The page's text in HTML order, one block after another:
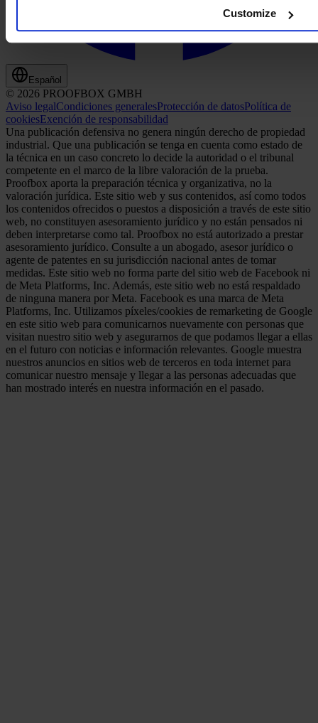
Customize
Español
© 2026 PROOFBOX GMBH
Aviso legalCondiciones generalesProtección de datosPolítica de
cookiesExención de responsabilidad
Una publicación defensiva no genera ningún derecho de propiedad
industrial. Que una publicación se tenga en cuenta como estado de
la técnica en un caso concreto lo decide la autoridad o el tribunal
competente en el marco de la libre valoración de la prueba.
Proofbox aporta la preparación técnica y organizativa, no la
valoración jurídica. Este sitio web y sus contenidos, así como todos
los contenidos ofrecidos o puestos a disposición a través de este sitio
web, no constituyen asesoramiento jurídico y no están pensados ni
deben interpretarse como tal. Proofbox no está autorizado a prestar
asesoramiento jurídico. Consulte a un abogado, asesor jurídico o
agente de patentes en su jurisdicción nacional antes de tomar
medidas. Este sitio web no forma parte del sitio web de Facebook ni
de Meta Platforms, Inc. Además, este sitio web no está respaldado
de ninguna manera por Meta. Facebook es una marca de Meta
Platforms, Inc. Utilizamos píxeles/cookies de remarketing de Google
en este sitio web para comunicarnos nuevamente con personas que
visitan nuestro sitio web y asegurarnos de que podamos llegar a ellas
en el futuro con noticias e información relevantes. Google muestra
nuestros anuncios en sitios web de terceros en toda internet para
comunicar nuestro mensaje y llegar a las personas adecuadas que
han mostrado interés en nuestra información en el pasado.